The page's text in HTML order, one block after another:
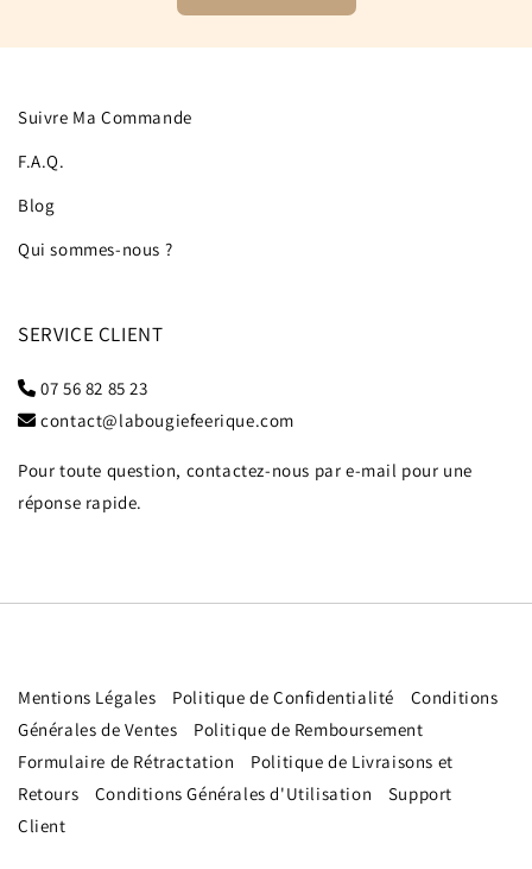
Suivre Ma Commande
F.A.Q.
Blog
Qui sommes-nous ?
SERVICE CLIENT
07 56 82 85 23
contact@labougiefeerique.com
Pour toute question, contactez-nous par e-mail pour une
réponse rapide.
Mentions Légales Politique de Confidentialité
Conditions
Générales de Ventes
Politique de Remboursement
Formulaire de Rétractation
Politique de Livraisons et
Retours
Conditions Générales d'Utilisation
Support
Client